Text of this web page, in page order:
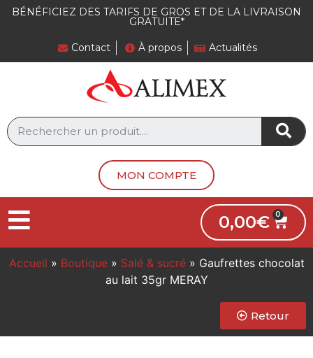
BÉNÉFICIEZ DES TARIFS DE GROS ET DE LA LIVRAISON
GRATUITE*
Contact À propos Actualités
MON COMPTE
0,00€
Accueil » Boutique » Salé & sucré » Gaufrettes chocolat
au lait 35gr MERAY
Retour